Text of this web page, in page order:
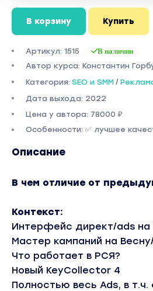
В корзину Купить
Артикул: 1515 В наличии
Автор курса: Константин
Категория: SEO и SMM /
Дата выхода: 2022
Цена у автора: 78000 ₽
Особенности: ✅ лучшее
Описание
В чем отличие от
Контекст:
Интерфейс директ/ads на
Мастер кампаний на
Что работает в РСЯ?
Новый KeyCollector 4
Полностью весь Ads, в